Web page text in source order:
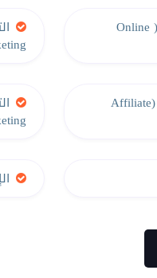
التسويق الإعلاني ( Online
التسويق بالعمولة (Affiliate